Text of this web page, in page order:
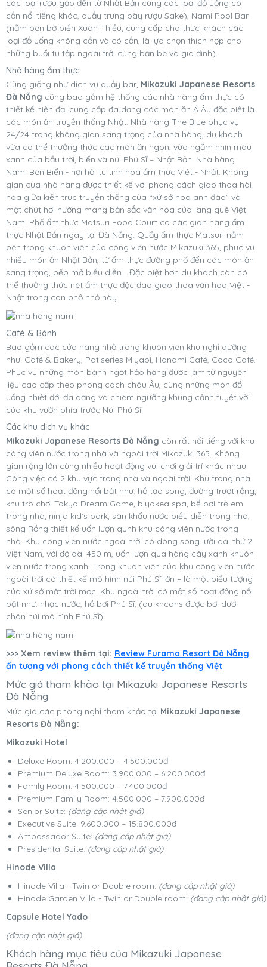
các loại rượu gạo đến từ Nhật Bản cùng các loại đồ uống có
cồn nổi tiếng khác, quầy trưng bày rượu Sake), Nami Pool Bar
(nằm bên bờ biển Xuân Thiều, cung cấp cho thực khách các
loại đồ uống không cồn và có cồn, là lựa chọn thích hợp cho
những buổi tụ tập ngoài trời cùng bạn bè và gia đình).
Nhà hàng ẩm thực
Cũng giống như dịch vụ quầy bar, Mikazuki Japanese Resorts
Đà Nẵng cũng bao gồm hệ thống các nhà hàng ẩm thực có
thiết kế hiện đại cung cấp đa dạng các món ăn Á Âu đặc biệt là
các món ăn truyền thống Nhật. Nhà hàng The Blue phục vụ
24/24 trong không gian sang trọng của nhà hàng, du khách
vừa có thể thưởng thức các món ăn ngon, vừa ngắm nhìn màu
xanh của bầu trời, biển và núi Phú Sĩ – Nhật Bản. Nhà hàng
Nami Bên Biển - nơi hội tụ tinh hoa ẩm thực Việt - Nhật. Không
gian của nhà hàng được thiết kế với phong cách giao thoa hài
hòa giữa kiến trúc truyền thống của “xứ sở hoa anh đào” và
một chút hơi hướng mang bản sắc văn hóa của làng quê Việt
Nam. Phố ẩm thực Matsuri Food Court có các gian hàng ẩm
thực Nhật Bản ngay tại Đà Nẵng. Quầy ẩm thực Matsuri nằm
bên trong khuôn viên của công viên nước Mikazuki 365, phục vụ
nhiều món ăn Nhật Bản, từ ẩm thực đường phố đến các món ăn
sang trọng, bếp mở biểu diễn... Đặc biệt hơn du khách còn có
thể thưởng thức nét ẩm thực độc đáo giao thoa văn hóa Việt -
Nhật trong con phố nhỏ này.
Café & Bánh
Bao gồm các cửa hàng nhỏ trong khuôn viên khu nghỉ dưỡng
như: Café & Bakery, Patiseries Miyabi, Hanami Café, Coco Café.
Phục vụ những món bánh ngọt hảo hạng được làm từ nguyên
liệu cao cấp theo phong cách châu Âu, cùng những món đồ
uống nhiệt đới đa dạng và chiêm ngưỡng khung cảnh tuyệt vời
của khu vườn phía trước Núi Phú Sĩ.
Các khu dịch vụ khác
Mikazuki Japanese Resorts Đà Nẵng còn rất nổi tiếng với khu
công viên nước trong nhà và ngoài trời Mikazuki 365. Không
gian rộng lớn cùng nhiều hoạt động vui chơi giải trí khác nhau.
Công việc có 2 khu vực trong nhà và ngoài trời. Khu trong nhà
có một số hoạt động nổi bật như: hồ tạo sóng, đường trượt rồng,
khu trò chơi Tokyo Dream Game, biyokea spa, bể bơi trẻ em
trong nhà, ninja kid’s park, sân khấu nước biểu diễn trong nhà,
sông Rồng thiết kế uốn lượn qunh khu công viên nước trong
nhà. Khu công viên nước ngoài trời có dòng sông lười dài thứ 2
Việt Nam, với độ dài 450 m, uốn lượn qua hàng cây xanh khuôn
viên nước trong xanh. Trong khuôn viên của khu công viên nước
ngoài trời có thiết kế mô hình núi Phú Sĩ lớn – là một biểu tượng
của xứ sở mặt trời mọc. Khu ngoài trời có một số hoạt động nổi
bật như: nhạc nước, hồ bơi Phú Sĩ, (du khcahs được bơi dưới
chân núi mô hình Phú Sĩ).
>>> Xem review thêm tại: Review Furama Resort Đà Nẵng
ấn tượng với phong cách thiết kế truyền thống Việt
Mức giá tham khảo tại Mikazuki Japanese Resorts
Đà Nẵng
Mức giá các phòng nghỉ tham khảo tại Mikazuki Japanese
Resorts Đà Nẵng:
Mikazuki Hotel
Deluxe Room: 4.200.000 – 4.500.000đ
Premium Deluxe Room: 3.900.000 – 6.200.000đ
Family Room: 4.500.000 – 7.400.000đ
Premium Family Room: 4.500.000 – 7.900.000đ
Senior Suite: (đang cập nhật giá)
Executive Suite: 9.600.000 – 15.800.000đ
Ambassador Suite: (đang cập nhật giá)
Presidental Suite: (đang cập nhật giá)
Hinode Villa
Hinode Villa - Twin or Double room: (đang cập nhật giá)
Hinode Garden Villa - Twin or Double room: (đang cập nhật giá)
Capsule Hotel Yado
(đang cập nhật giá)
Khách hàng mục tiêu của Mikazuki Japanese